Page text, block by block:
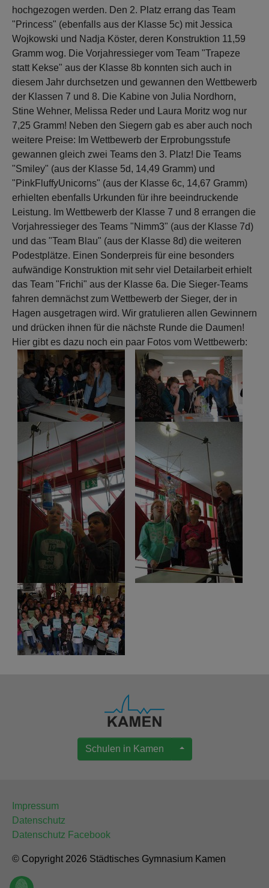
Show larger version Show larger version
Show larger version Show larger version
Show larger version
hochgezogen werden. Den 2. Platz errang das Team
"Princess" (ebenfalls aus der Klasse 5c) mit Jessica
Wojkowski und Nadja Köster, deren Konstruktion 11,59
Gramm wog. Die Vorjahressieger vom Team "Trapeze
statt Kekse" aus der Klasse 8b konnten sich auch in
diesem Jahr durchsetzen und gewannen den Wettbewerb
der Klassen 7 und 8. Die Kabine von Julia Nordhorn,
Stine Wehner, Melissa Reder und Laura Moritz wog nur
7,25 Gramm! Neben den Siegern gab es aber auch noch
weitere Preise: Im Wettbewerb der Erprobungsstufe
gewannen gleich zwei Teams den 3. Platz! Die Teams
"Smiley" (aus der Klasse 5d, 14,49 Gramm) und
"PinkFluffyUnicorns" (aus der Klasse 6c, 14,67 Gramm)
erhielten ebenfalls Urkunden für ihre beeindruckende
Leistung. Im Wettbewerb der Klasse 7 und 8 errangen die
Vorjahressieger des Teams "Nimm3" (aus der Klasse 7d)
und das "Team Blau" (aus der Klasse 8d) die weiteren
Podestplätze. Einen Sonderpreis für eine besonders
aufwändige Konstruktion mit sehr viel Detailarbeit erhielt
das Team "Frichi" aus der Klasse 6a. Die Sieger-Teams
fahren demnächst zum Wettbewerb der Sieger, der in
Hagen ausgetragen wird. Wir gratulieren allen Gewinnern
und drücken ihnen für die nächste Runde die Daumen!
Hier gibt es dazu noch ein paar Fotos vom Wettbewerb:
Schulen in Kamen
Impressum
Datenschutz
Datenschutz Facebook
© Copyright 2026 Städtisches Gymnasium Kamen